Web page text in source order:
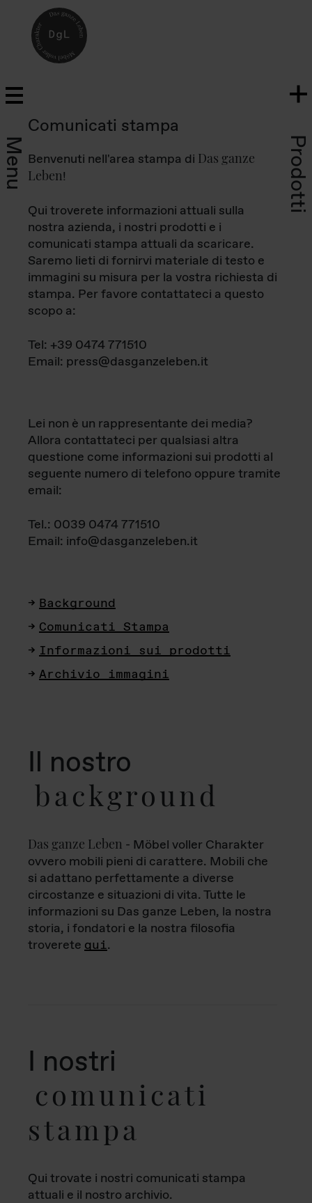
Menu Prodotti
Comunicati stampa
Benvenuti nell'area stampa di Das ganze
Leben!
Qui troverete informazioni attuali sulla
nostra azienda, i nostri prodotti e i
comunicati stampa attuali da scaricare.
Saremo lieti di fornirvi materiale di testo e
immagini su misura per la vostra richiesta di
stampa. Per favore contattateci a questo
scopo a:
Tel: +39 0474 771510
Email: press@dasganzeleben.it
Lei non è un rappresentante dei media?
Allora contattateci per qualsiasi altra
questione come informazioni sui prodotti al
seguente numero di telefono oppure tramite
email:
Tel.: 0039 0474 771510
Email: info@dasganzeleben.it
Background
Comunicati Stampa
Informazioni sui prodotti
Archivio immagini
Il nostro
background
Das ganze Leben - Möbel voller Charakter
ovvero mobili pieni di carattere. Mobili che
si adattano perfettamente a diverse
circostanze e situazioni di vita. Tutte le
informazioni su Das ganze Leben, la nostra
storia, i fondatori e la nostra filosofia
troverete qui.
I nostri
comunicati
stampa
Qui trovate i nostri comunicati stampa
attuali e il nostro archivio.